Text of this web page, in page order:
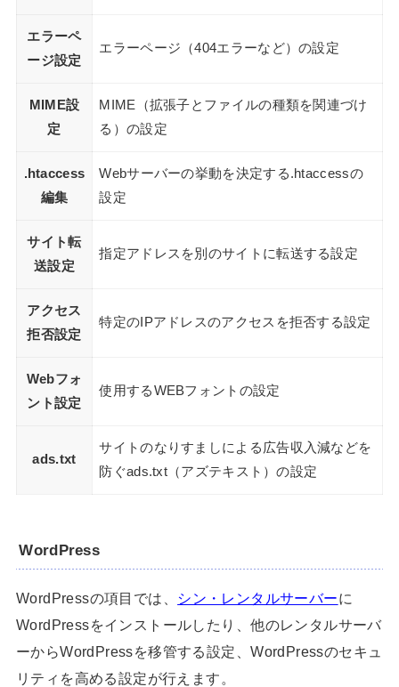
エラーペ
ージ設定
エラーページ（404エラーなど）の設定
MIME設
定
MIME（拡張子とファイルの種類を関連づけ
る）の設定
.htaccess
編集
Webサーバーの挙動を決定する.htaccessの
設定
サイト転
送設定
指定アドレスを別のサイトに転送する設定
アクセス
拒否設定
特定のIPアドレスのアクセスを拒否する設定
Webフォ
ント設定
使用するWEBフォントの設定
ads.txt
サイトのなりすましによる広告収入減などを
防ぐads.txt（アズテキスト）の設定
WordPress
WordPressの項目では、 シン・レンタルサーバーに
WordPressをインストールしたり、他のレンタルサーバ
ーからWordPressを移管する設定、WordPressのセキュ
リティを高める設定が行えます。